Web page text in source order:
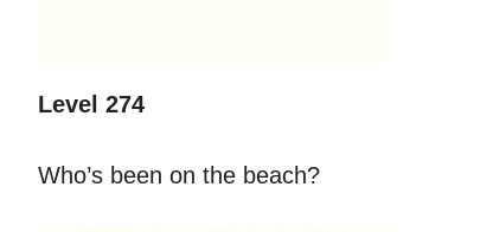
Level 274
Who’s been on the beach?